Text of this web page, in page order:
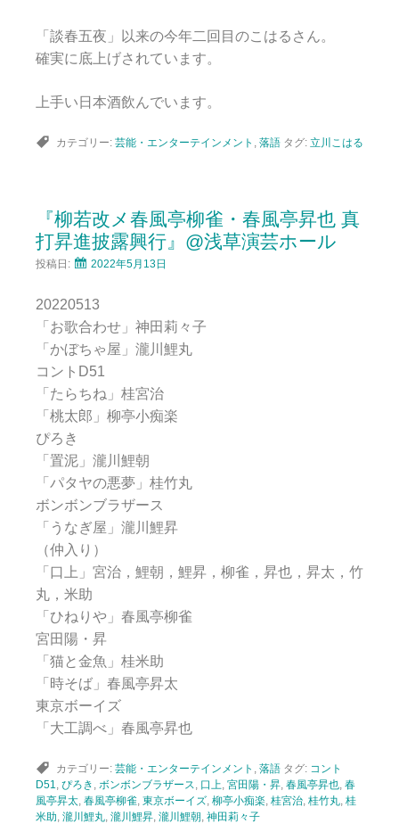
「談春五夜」以来の今年二回目のこはるさん。
確実に底上げされています。
上手い日本酒飲んでいます。
カテゴリー: 芸能・エンターテインメント , 落語 タグ: 立川こはる
『柳若改メ春風亭柳雀・春風亭昇也 真
打昇進披露興行』@浅草演芸ホール
投稿日: 2022年5月13日
20220513
「お歌合わせ」神田莉々子
「かぼちゃ屋」瀧川鯉丸
コントD51
「たらちね」桂宮治
「桃太郎」柳亭小痴楽
ぴろき
「置泥」瀧川鯉朝
「パタヤの悪夢」桂竹丸
ボンボンブラザース
「うなぎ屋」瀧川鯉昇
（仲入り）
「口上」宮治，鯉朝，鯉昇，柳雀，昇也，昇太，竹
丸，米助
「ひねりや」春風亭柳雀
宮田陽・昇
「猫と金魚」桂米助
「時そば」春風亭昇太
東京ボーイズ
「大工調べ」春風亭昇也
カテゴリー: 芸能・エンターテインメント , 落語 タグ: コント
D51, ぴろき , ボンボンブラザース, 口上, 宮田陽・昇, 春風亭昇也, 春
風亭昇太, 春風亭柳雀, 東京ボーイズ, 柳亭小痴楽, 桂宮治, 桂竹丸, 桂
米助, 瀧川鯉丸, 瀧川鯉昇, 瀧川鯉朝, 神田莉々子